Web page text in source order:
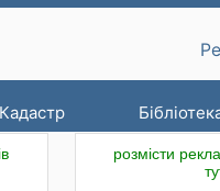
Кадастр
розмісти